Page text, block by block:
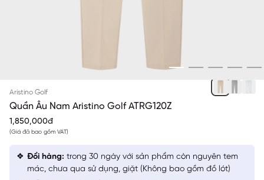
Aristino Golf
Quần Âu Nam Aristino Golf ATRG120Z
1,850,000đ
(Giá đã bao gồm VAT)
Đổi hàng: trong 30 ngày với sản phẩm còn nguyên tem
mác, chưa qua sử dụng, giặt (Không bao gồm đồ lót)